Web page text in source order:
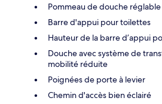
Pommeau de douche
Barre d'appui pour toilettes
Hauteur de la barre d’appui
Douche avec système de
mobilité réduite
Poignées de porte à levier
Chemin d'accès bien éclairé